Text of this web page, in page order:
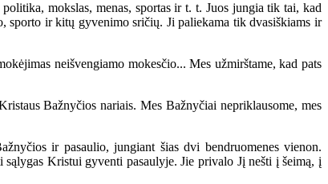
mokslas, menas, sportas ir t. t. Juos jungia tik tai, kad
sporto ir kitų gyvenimo sričių. Ji paliekama tik dvasiškiams ir
neišvengiamo mokesčio... Mes užmirštame, kad pats
Bažnyčios nariais. Mes Bažnyčiai nepriklausome, mes
ir pasaulio, jungiant šias dvi bendruomenes vienon.
Kristui gyventi pasaulyje. Jie privalo Jį nešti į šeimą, į